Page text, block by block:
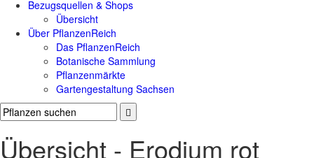
Bezugsquellen & Shops
Übersicht
Über PflanzenReich
Das PflanzenReich
Botanische Sammlung
Pflanzenmärkte
Gartengestaltung Sachsen
Übersicht - Erodium rot